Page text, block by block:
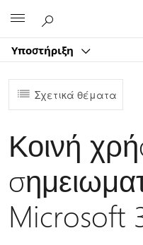
Υποστήριξη
Σχετικά θέματα
Κοινή
Microsoft